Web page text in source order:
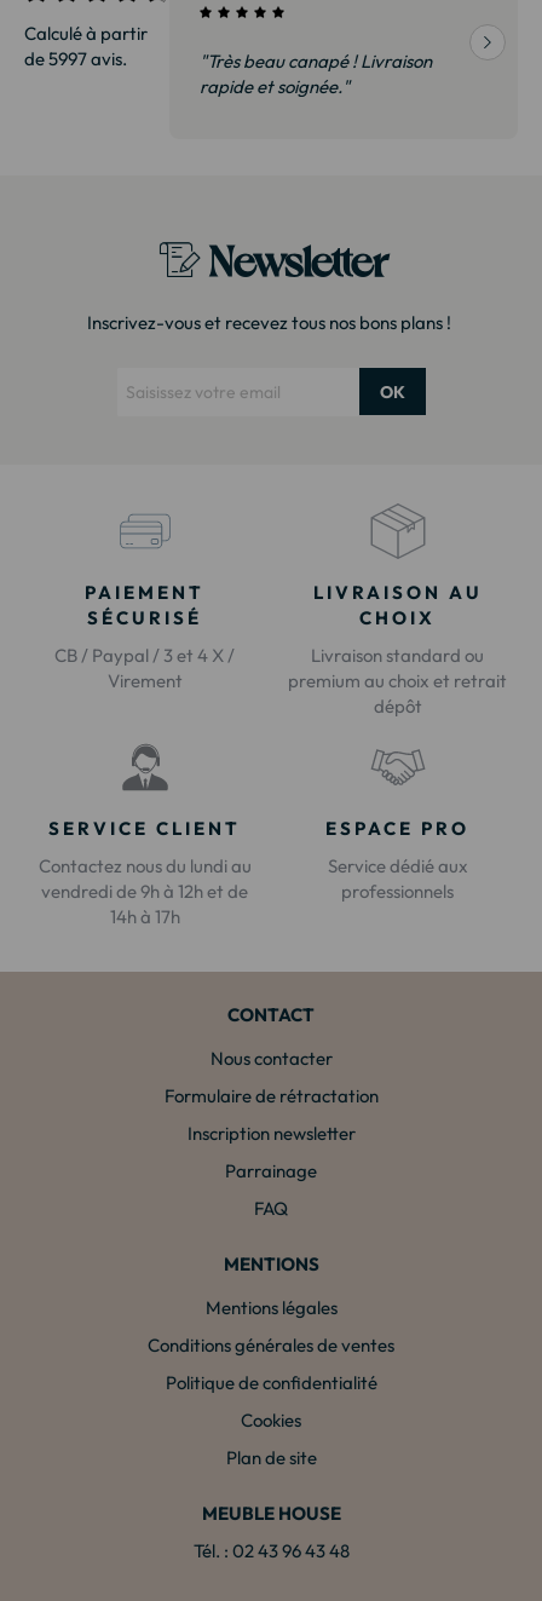
Calculé à partir
de 5997 avis.
"Très beau canapé ! Livraison
rapide et soignée."
Newsletter
Inscrivez-vous et recevez tous nos bons plans !
OK
PAIEMENT
SÉCURISÉ
CB / Paypal / 3 et 4 X /
Virement
LIVRAISON AU
CHOIX
Livraison standard ou
premium au choix et retrait
dépôt
SERVICE CLIENT
Contactez nous du lundi au
vendredi de 9h à 12h et de
14h à 17h
ESPACE PRO
Service dédié aux
professionnels
CONTACT
Nous contacter
Formulaire de rétractation
Inscription newsletter
Parrainage
FAQ
MENTIONS
Mentions légales
Conditions générales de ventes
Politique de confidentialité
Cookies
Plan de site
MEUBLE HOUSE
Tél. : 02 43 96 43 48